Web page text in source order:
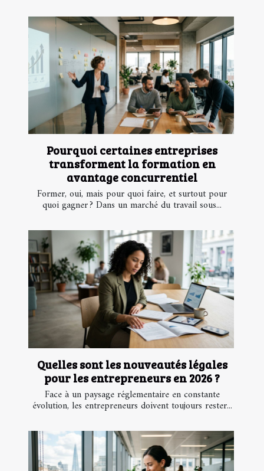
Pourquoi certaines entreprises
transforment la formation en
avantage concurrentiel
Former, oui, mais pour quoi faire, et surtout pour
quoi gagner ? Dans un marché du travail sous...
Quelles sont les nouveautés légales
pour les entrepreneurs en 2026 ?
Face à un paysage réglementaire en constante
évolution, les entrepreneurs doivent toujours rester...